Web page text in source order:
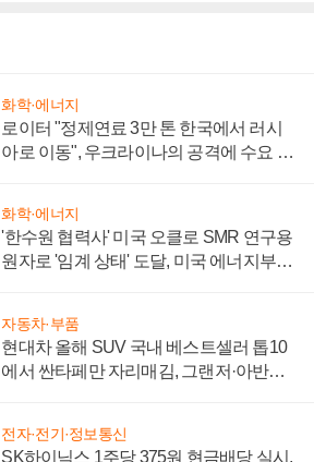
화학·에너지
로이터 "정제연료 3만 톤 한국에서 러시
아로 이동", 우크라이나의 공격에 수요 늘
화학·에너지
'한수원 협력사' 미국 오클로 SMR 연구용
원자로 '임계 상태' 도달, 미국 에너지부
자동차·부품
현대차 올해 SUV 국내 베스트셀러 톱10
에서 싼타페만 자리매김, 그랜저·아반떼
전자·전기·정보통신
SK하이닉스 1주당 375원 현금배당 실시,